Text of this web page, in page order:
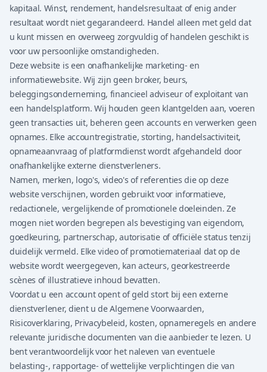
kapitaal. Winst, rendement, handelsresultaat of enig ander
resultaat wordt niet gegarandeerd. Handel alleen met geld dat
u kunt missen en overweeg zorgvuldig of handelen geschikt is
voor uw persoonlijke omstandigheden.
Deze website is een onafhankelijke marketing- en
informatiewebsite. Wij zijn geen broker, beurs,
beleggingsonderneming, financieel adviseur of exploitant van
een handelsplatform. Wij houden geen klantgelden aan, voeren
geen transacties uit, beheren geen accounts en verwerken geen
opnames. Elke accountregistratie, storting, handelsactiviteit,
opnameaanvraag of platformdienst wordt afgehandeld door
onafhankelijke externe dienstverleners.
Namen, merken, logo's, video's of referenties die op deze
website verschijnen, worden gebruikt voor informatieve,
redactionele, vergelijkende of promotionele doeleinden. Ze
mogen niet worden begrepen als bevestiging van eigendom,
goedkeuring, partnerschap, autorisatie of officiële status tenzij
duidelijk vermeld. Elke video of promotiemateriaal dat op de
website wordt weergegeven, kan acteurs, georkestreerde
scènes of illustratieve inhoud bevatten.
Voordat u een account opent of geld stort bij een externe
dienstverlener, dient u de Algemene Voorwaarden,
Risicoverklaring, Privacybeleid, kosten, opnameregels en andere
relevante juridische documenten van die aanbieder te lezen. U
bent verantwoordelijk voor het naleven van eventuele
belasting-, rapportage- of wettelijke verplichtingen die van